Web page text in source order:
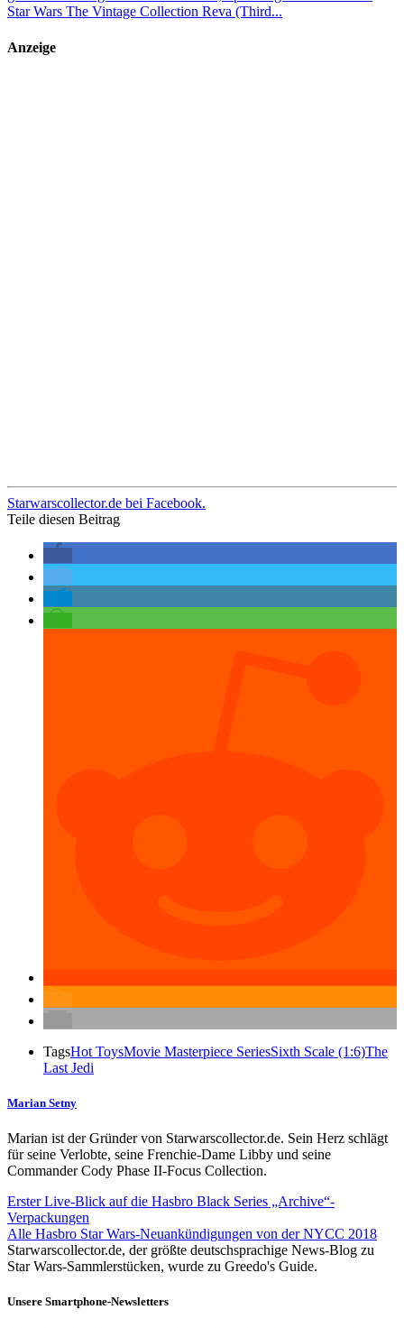
Star Wars The Vintage Collection Reva (Third...
Anzeige
Starwarscollector.de bei Facebook.
Teile diesen Beitrag
TagsHot ToysMovie Masterpiece SeriesSixth Scale (1:6)The
Last Jedi
Marian Setny
Marian ist der Gründer von Starwarscollector.de. Sein Herz schlägt
für seine Verlobte, seine Frenchie-Dame Libby und seine
Commander Cody Phase II-Focus Collection.
Erster Live-Blick auf die Hasbro Black Series „Archive“-
Verpackungen
Alle Hasbro Star Wars-Neuankündigungen von der NYCC 2018
Starwarscollector.de, der größte deutschsprachige News-Blog zu
Star Wars-Sammlerstücken, wurde zu Greedo's Guide.
Unsere Smartphone-Newsletters